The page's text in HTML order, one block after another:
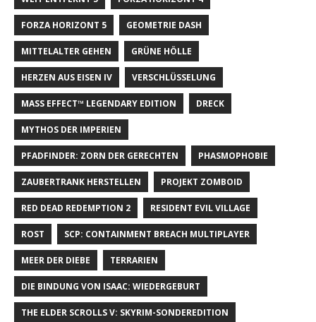
FORZA HORIZONT 5 GEOMETRIE DASH
MITTELALTER GEHEN GRÜNE HÖLLE
HERZEN AUS EISEN IV VERSCHLÜSSELUNG
MASS EFFECT™ LEGENDARY EDITION DRECK
MYTHOS DER IMPERIEN
PFADFINDER: ZORN DER GERECHTEN PHASMOPHOBIE
ZAUBERTRANK HERSTELLEN PROJEKT ZOMBOID
RED DEAD REDEMPTION 2 RESIDENT EVIL VILLAGE
ROST SCP: CONTAINMENT BREACH MULTIPLAYER
MEER DER DIEBE TERRARIEN
DIE BINDUNG VON ISAAC: WIEDERGEBURT
THE ELDER SCROLLS V: SKYRIM-SONDEREDITION